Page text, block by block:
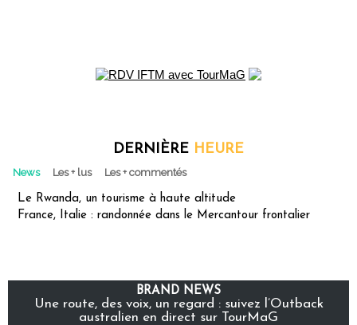
DERNIÈRE HEURE
News Les + lus Les + commentés
Le Rwanda, un tourisme à haute altitude
France, Italie : randonnée dans le Mercantour frontalier
BRAND NEWS
Une route, des voix, un regard : suivez l’Outback
australien en direct sur TourMaG